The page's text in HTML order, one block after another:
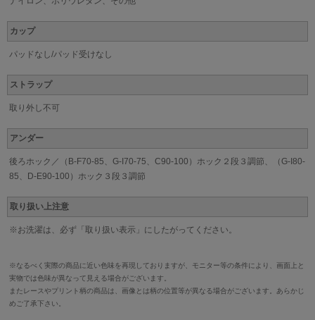
カップ
パッドなし/パッド受けなし
ストラップ
取り外し不可
アンダー
後ろホック／（B-F70-85、G-I70-75、C90-100）ホック２段３調節、（G-I80-
85、D-E90-100）ホック３段３調節
取り扱い上注意
※お洗濯は、必ず「取り扱い表示」にしたがってください。
※なるべく実際の商品に近い色味を再現しておりますが、モニター等の条件により、画面上と
実物では色味が異なって見える場合がございます。
またレースやプリント柄の商品は、画像とは柄の位置等が異なる場合がございます。あらかじ
めご了承下さい。